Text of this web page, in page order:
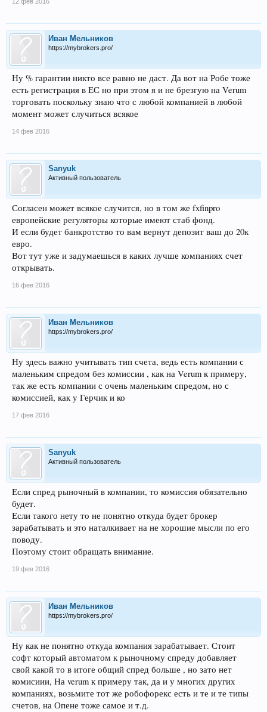
Иван Мельников
https://mybrokers.pro/
Ну % гарантии никто все равно не даст. Да вот на Робе тоже
есть регистрация в ЕС но при этом я и не брезгую на Verum
торговать поскольку знаю что с любой компанией в любой
момент может случиться всякое
14 фев 2016
Sanyuk
Активный пользователь
Согласен может всякое случится, но в том же fxfinpro
европейские регуляторы которые имеют стаб фонд.
И если будет банкротство то вам вернут депозит ваш до 20к
евро.
Вот тут уже и задумаешься в каких лучше компаниях счет
открывать.
16 фев 2016
Иван Мельников
https://mybrokers.pro/
Ну здесь важно учитывать тип счета, ведь есть компании с
маленьким спредом без комиссии , как на Verum к примеру,
так же есть компании с очень маленьким спредом, но с
комиссией, как у Герчик и ко
17 фев 2016
Sanyuk
Активный пользователь
Если спред рыночный в компании, то комиссия обязательно
будет.
Если такого нету то не понятно откуда будет брокер
зарабатывать и это наталкивает на не хорошие мысли по его
поводу.
Поэтому стоит обращать внимание.
19 фев 2016
Иван Мельников
https://mybrokers.pro/
Ну как не понятно откуда компания зарабатывает. Стоит
софт который автоматом к рыночному спреду добавляет
свой какой то в итоге общий спред больше , но зато нет
комисиии, На verum к примеру так, да и у многих других
компаниях, возьмите тот же робофорекс есть и те и те типы
счетов, на Опене тоже самое и т.д.